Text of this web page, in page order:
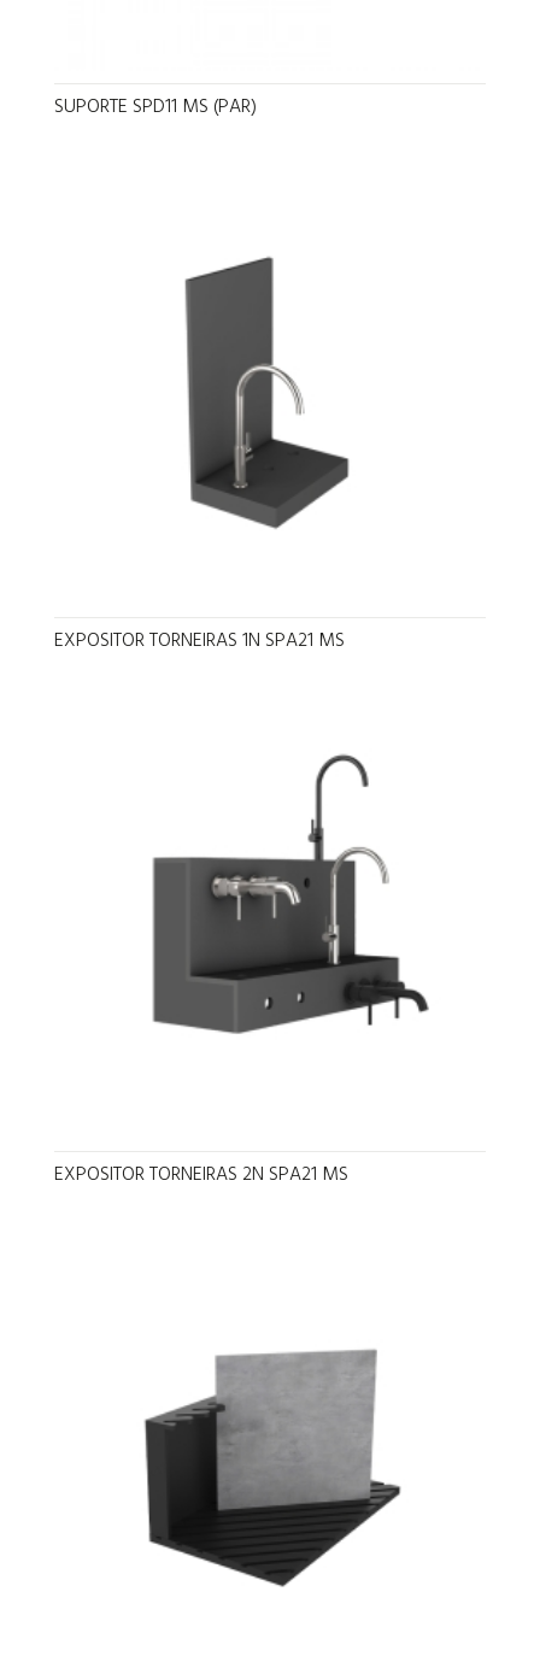
SUPORTE SPD11 MS (PAR)
EXPOSITOR TORNEIRAS 1N SPA21 MS
EXPOSITOR TORNEIRAS 2N SPA21 MS